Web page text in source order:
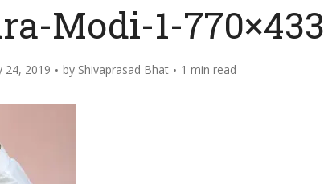
Modi-1-770×433
24, 2019 by Shivaprasad Bhat 1 min read